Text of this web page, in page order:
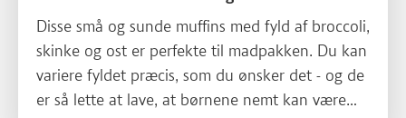
Disse små og sunde muffins med fyld af broccoli,
skinke og ost er perfekte til madpakken. Du kan
variere fyldet præcis, som du ønsker det - og de
er så lette at lave, at børnene nemt kan være